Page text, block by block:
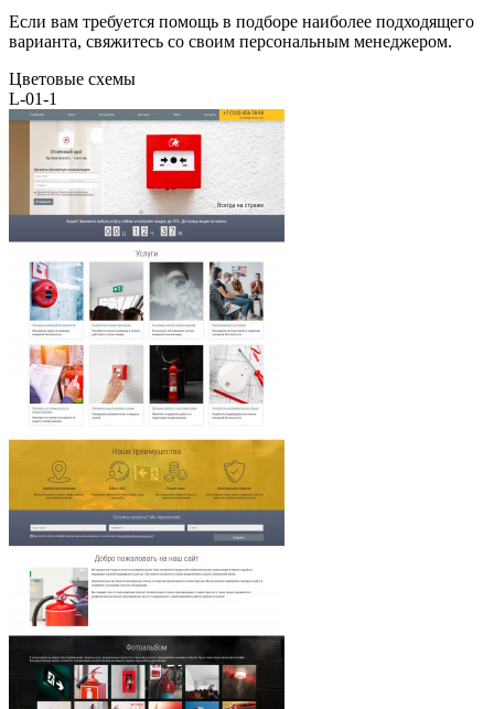
Если вам требуется помощь в подборе наиболее подходящего
варианта, свяжитесь со своим персональным менеджером.
Цветовые схемы
L-01-1